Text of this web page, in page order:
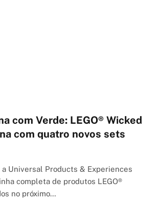
com Verde: LEGO® Wicked
com quatro novos sets
a Universal Products & Experiences
completa de produtos LEGO®
no próximo…